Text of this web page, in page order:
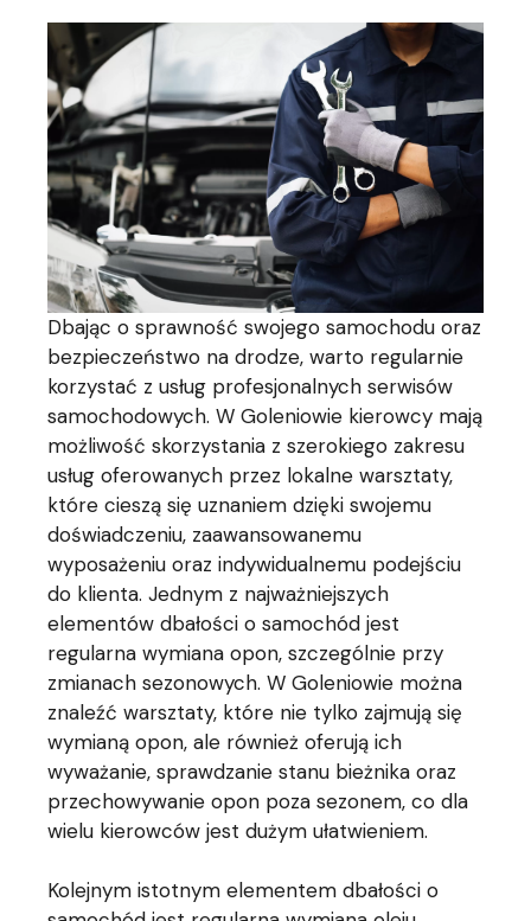
Dbając o sprawność swojego samochodu oraz
bezpieczeństwo na drodze, warto regularnie
korzystać z usług profesjonalnych serwisów
samochodowych. W Goleniowie kierowcy mają
możliwość skorzystania z szerokiego zakresu
usług oferowanych przez lokalne warsztaty,
które cieszą się uznaniem dzięki swojemu
doświadczeniu, zaawansowanemu
wyposażeniu oraz indywidualnemu podejściu
do klienta. Jednym z najważniejszych
elementów dbałości o samochód jest
regularna wymiana opon, szczególnie przy
zmianach sezonowych. W Goleniowie można
znaleźć warsztaty, które nie tylko zajmują się
wymianą opon, ale również oferują ich
wyważanie, sprawdzanie stanu bieżnika oraz
przechowywanie opon poza sezonem, co dla
wielu kierowców jest dużym ułatwieniem.
Kolejnym istotnym elementem dbałości o